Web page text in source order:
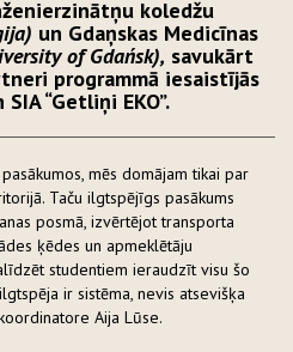
koledžu
un Gdaņskas Medicīnas
of Gdańsk), savukārt
programmā iesaistījās
“Getliņi EKO”.
mēs domājam tikai par
Taču ilgtspējīgs pasākums
posmā, izvērtējot transporta
ķēdes un apmeklētāju
studentiem ieraudzīt visu šo
ir sistēma, nevis atsevišķa
Aija Lūse.